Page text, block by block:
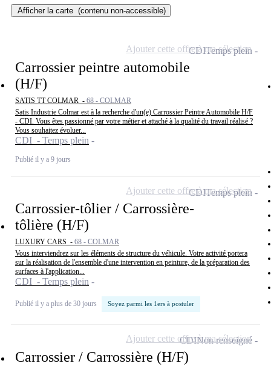
Afficher la carte (contenu non-accessible)
Carrossier peintre automobile
(H/F)
SATIS TT COLMAR - 68 - COLMAR
Satis Industrie Colmar est à la recherche d'un(e) Carrossier Peintre Automobile H/F
- CDI. Vous êtes passionné par votre métier et attaché à la qualité du travail réalisé ?
Vous souhaitez évoluer...
CDI - Temps plein
Publié il y a 9 jours
CDITemps plein
Ajouter cette offre à ma sélection
Carrossier-tôlier / Carrossière-
tôlière (H/F)
LUXURY CARS - 68 - COLMAR
Vous interviendrez sur les éléments de structure du véhicule. Votre activité portera
sur la réalisation de l'ensemble d'une intervention en peinture, de la préparation des
surfaces à l'application...
CDI - Temps plein
Publié il y a plus de 30 jours Soyez parmi les 1ers à postuler
CDITemps plein
Ajouter cette offre à ma sélection
Carrossier / Carrossière (H/F)
CDINon renseigné
Ajouter cette offre à ma sélection